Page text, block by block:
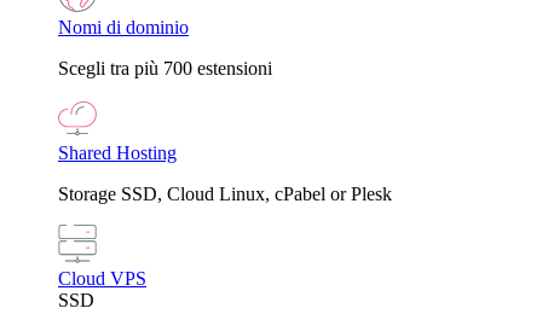
Nomi di dominio
Scegli tra più 700 estensioni
Shared Hosting
Storage SSD, Cloud Linux, cPabel or Plesk
Cloud VPS
SSD